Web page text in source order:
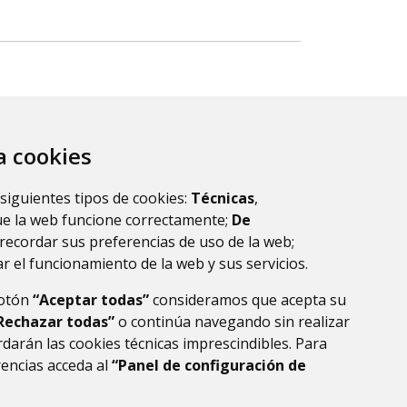
cookies
tipos de cookies: Técnicas,
la web funcione correctamente; De
sus preferencias de uso de la web;
el funcionamiento de la web y sus servicios.
“Aceptar todas”consideramos que acepta su
todas”o continúa navegando sin realizar
las cookies técnicas imprescindibles. Para
acceda al “Panel de configuración de
DATOS ACCESIBILIDAD POLÍTICA DE COOKIES